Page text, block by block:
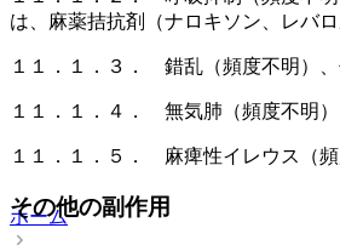
は、麻薬拮抗剤（ナロキソン、レバ
１１．１．３． 錯乱（頻度不明）、
１１．１．４． 無気肺（頻度不明）
１１．１．５． 麻痺性イレウス（
その他の副作用
ホーム